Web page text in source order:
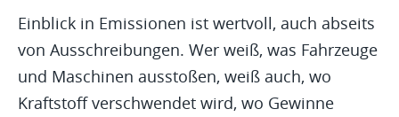
Einblick in Emissionen ist wertvoll, auch abseits
von Ausschreibungen. Wer weiß, was Fahrzeuge
und Maschinen ausstoßen, weiß auch, wo
Kraftstoff verschwendet wird, wo Gewinne